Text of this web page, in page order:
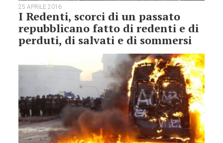
25 APRILE 2016
I Redenti, scorci di un passato
repubblicano fatto di redenti e di
perduti, di salvati e di sommersi